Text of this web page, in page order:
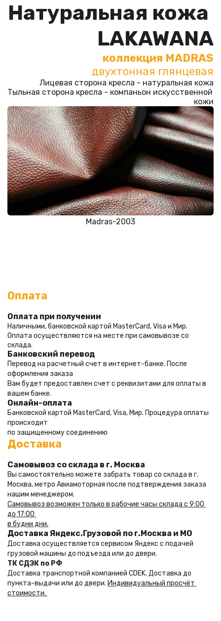
Натуральная кожа
LAKAWANA
двухтонная глянцевая
Лицевая сторона кресла - натуральная кожа
Тыльная сторона кресла - компаньон искусственной
кожи
Madras-2003
Оплата
Оплата при получении
Наличными, банковской картой MasterCard, Visa и Мир.
Оплата осуществляются на месте при самовывозе со
склада.
Банковский перевод
Перевод на расчетный счет в интернет-банке. После
оформления заказа
Вам будет предоставлен счет с реквизитами для оплаты в
вашем банке.
Онлайн-оплата
Банковской картой MasterCard, Visa, Мир. Процедура оплаты
происходит
по защищенному соединению
Доставка
Самовывоз со склада в г. Москва
Вы самостоятельно можете забрать товар со склада в г.
Москва, метро Авиамоторная после подтверждения заказа
нашим менеджером.
Самовывоз возможен только в рабочие часы склада с 9:00
до 17:00
Доставка Яндекс.Грузовой по г.Москва и МО
Доставка осуществляется сервисом Яндекс с подачей
грузовой машины до подъезда или до двери.
Доставка транспортной компанией CDEK. Доставка до
пункта-выдачи или до двери. Индивидуальный просчёт
стоимости.